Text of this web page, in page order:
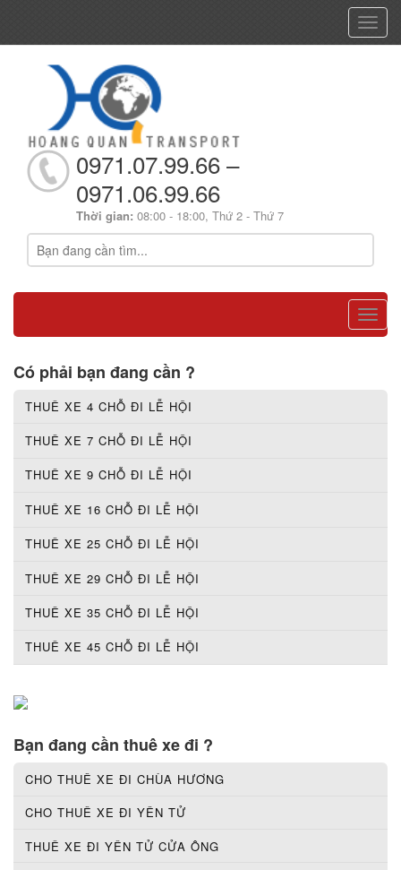
0971.07.99.66 –
0971.06.99.66
Thời gian: 08:00 - 18:00, Thứ 2 - Thứ 7
Có phải bạn đang cần ?
THUÊ XE 4 CHỖ ĐI LỄ HỘI
THUÊ XE 7 CHỖ ĐI LỄ HỘI
THUÊ XE 9 CHỖ ĐI LỄ HỘI
THUÊ XE 16 CHỖ ĐI LỄ HỘI
THUÊ XE 25 CHỖ ĐI LỄ HỘI
THUÊ XE 29 CHỖ ĐI LỄ HỘI
THUÊ XE 35 CHỖ ĐI LỄ HỘI
THUÊ XE 45 CHỖ ĐI LỄ HỘI
Bạn đang cần thuê xe đi ?
CHO THUÊ XE ĐI CHÙA HƯƠNG
CHO THUÊ XE ĐI YÊN TỬ
THUÊ XE ĐI YÊN TỬ CỬA ÔNG